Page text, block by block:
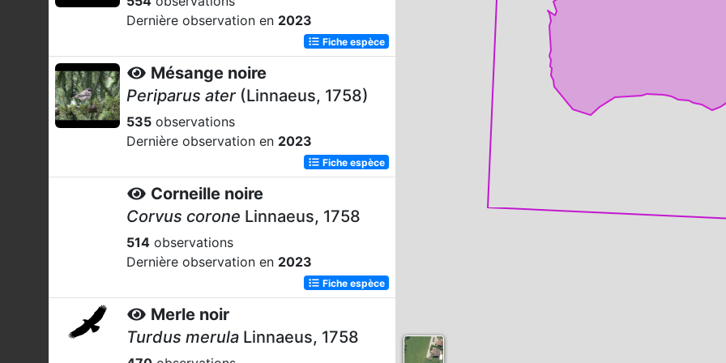
Dernière observation en 2023
Fiche espèce
Mésange noire
Periparus ater (Linnaeus, 1758)
535 observations
Dernière observation en 2023
Fiche espèce
Corneille noire
Corvus corone Linnaeus, 1758
514 observations
Dernière observation en 2023
Fiche espèce
Merle noir
Turdus merula Linnaeus, 1758